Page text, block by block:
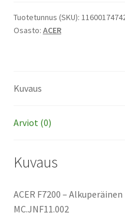
pelkkä
polttimo
Tuotetunnus (SKU):
Osasto: ACER
Kuvaus
Arviot (0)
Kuvaus
ACER F7200 –
MC.JNF11.002